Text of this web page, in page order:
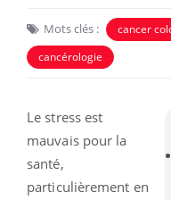
Mots clés : cancer
cancérologie
Le stress est
mauvais pour la
santé,
particulièrement en